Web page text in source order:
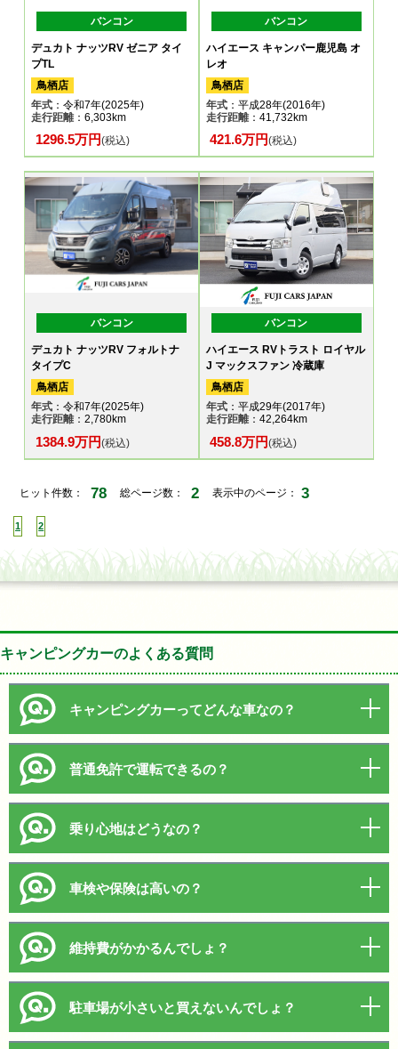
バンコン
デュカト ナッツRV ゼニア タイ
プTL
鳥栖店
年式 ：令和7年(2025年)
走行距離：6,303km
1296.5万円(税込)
バンコン
ハイエース キャンパー鹿児島 オ
レオ
鳥栖店
年式：平成28年(2016年)
走行距離：41,732km
421.6万円(税込)
バンコン
デュカト ナッツRV フォルトナ
タイプC
鳥栖店
年式 ：令和7年(2025年)
走行距離：2,780km
1384.9万円(税込)
バンコン
ハイエース RVトラスト ロイヤル
J マックスファン 冷蔵庫
鳥栖店
年式：平成29年(2017年)
走行距離：42,264km
458.8万円(税込)
ヒット件数： 78 総ページ数： 2 表示中のページ： 3
1 2
キャンピングカーのよくある質問
キャンピングカーってどんな車なの？
普通免許で運転できるの？
乗り心地はどうなの？
車検や保険は高いの？
維持費がかかるんでしょ？
駐車場が小さいと買えないんでしょ？